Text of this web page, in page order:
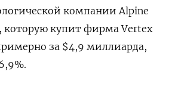
компании Alpine
которую купит фирма Vertex
за $4,9 миллиарда,